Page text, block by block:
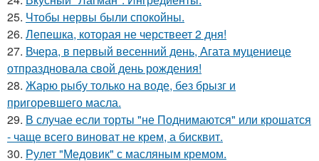
25. Чтобы нервы были спокойны.
26. Лепешка, которая не черствеет 2 дня!
27. Вчера, в первый весенний день, Агата муцениеце
отпраздновала свой день рождения!
28. Жарю рыбу только на воде, без брызг и
пригоревшего масла.
29. В случае если торты "не Поднимаются" или крошатся
- чаще всего виноват не крем, а бисквит.
30. Рулет "Медовик" с масляным кремом.